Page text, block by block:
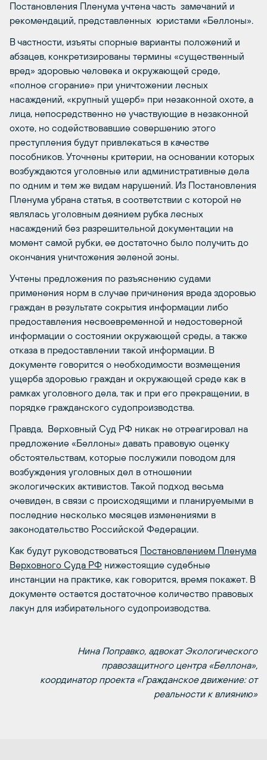
Постановления Пленума учтена часть замечаний и
рекомендаций, представленных юристами «Беллоны».
В частности, изъяты спорные варианты положений и
абзацев, конкретизированы термины «существенный
вред» здоровью человека и окружающей среде,
«полное сгорание» при уничтожении лесных
насаждений, «крупный ущерб» при незаконной охоте, а
лица, непосредственно не участвующие в незаконной
охоте, но содействовавшие совершению этого
преступления будут привлекаться в качестве
пособников. Уточнены критерии, на основании которых
возбуждаются уголовные или административные дела
по одним и тем же видам нарушений. Из Постановления
Пленума убрана статья, в соответствии с которой не
являлась уголовным деянием рубка лесных
насаждений без разрешительной документации на
момент самой рубки, ее достаточно было получить до
окончания уничтожения зеленой зоны.
Учтены предложения по разъяснению судами
применения норм в случае причинения вреда здоровью
граждан в результате сокрытия информации либо
предоставления несвоевременной и недостоверной
информации о состоянии окружающей среды, а также
отказа в предоставлении такой информации. В
документе говорится о необходимости возмещения
ущерба здоровью граждан и окружающей среде как в
рамках уголовного дела, так и при его прекращении, в
порядке гражданского судопроизводства.
Правда, Верховный Суд РФ никак не отреагировал на
предложение «Беллоны» давать правовую оценку
обстоятельствам, которые послужили поводом для
возбуждения уголовных дел в отношении
экологических активистов. Такой подход весьма
очевиден, в связи с происходящими и планируемыми в
последние несколько месяцев изменениями в
законодательство Российской Федерации.
Как будут руководствоваться Постановлением Пленума
Верховного Суда РФ нижестоящие судебные
инстанции на практике, как говорится, время покажет. В
документе остается достаточное количество правовых
лакун для избирательного судопроизводства.
Нина Поправко, адвокат Экологического
правозащитного центра «Беллона»,
координатор проекта «Гражданское движение: от
реальности к влиянию»